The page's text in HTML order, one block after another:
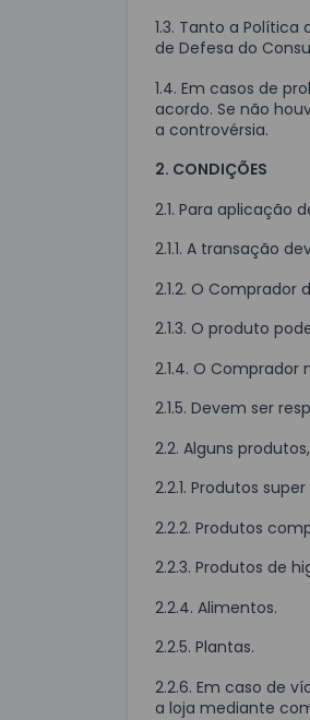
1.3. Tanto a
de Defesa do
1.4. Em casos de
acordo. Se não
a controvérsia.
2. CONDIÇÕES
2.1. Para aplicação
2.1.1. A transação
2.1.2. O
2.1.3. O produto
2.1.4. O
2.1.5. Devem ser
2.2. Alguns
2.2.1. Produtos
2.2.2. Produtos
2.2.3. Produtos de
2.2.4. Alimentos.
2.2.5. Plantas.
2.2.6. Em caso de
a loja mediante